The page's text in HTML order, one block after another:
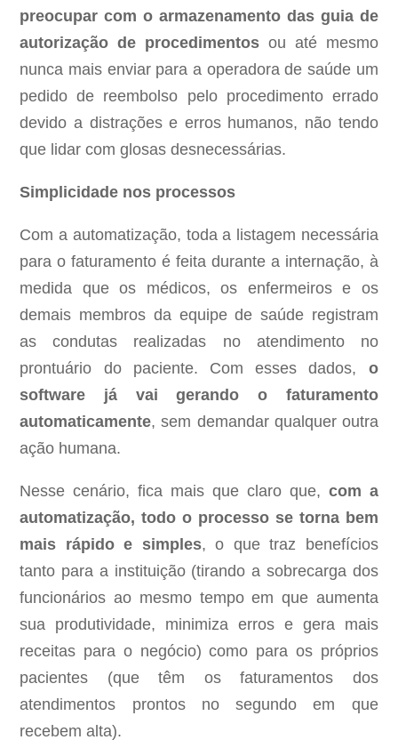
preocupar com o armazenamento das guia de
autorização de procedimentos ou até mesmo
nunca mais enviar para a operadora de saúde um
pedido de reembolso pelo procedimento errado
devido a distrações e erros humanos, não tendo
que lidar com glosas desnecessárias.
Simplicidade nos processos
Com a automatização, toda a listagem necessária
para o faturamento é feita durante a internação, à
medida que os médicos, os enfermeiros e os
demais membros da equipe de saúde registram
as condutas realizadas no atendimento no
prontuário do paciente. Com esses dados, o
software já vai gerando o faturamento
automaticamente, sem demandar qualquer outra
ação humana.
Nesse cenário, fica mais que claro que, com a
automatização, todo o processo se torna bem
mais rápido e simples, o que traz benefícios
tanto para a instituição (tirando a sobrecarga dos
funcionários ao mesmo tempo em que aumenta
sua produtividade, minimiza erros e gera mais
receitas para o negócio) como para os próprios
pacientes (que têm os faturamentos dos
atendimentos prontos no segundo em que
recebem alta).